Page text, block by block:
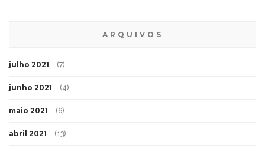
ARQUIVOS
julho 2021 (7)
junho 2021 (4)
maio 2021 (6)
abril 2021 (13)